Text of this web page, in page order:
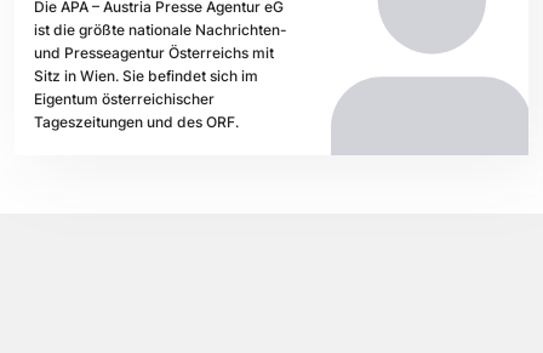
Die APA – Austria Presse Agentur eG
ist die größte nationale Nachrichten-
und Presseagentur Österreichs mit
Sitz in Wien. Sie befindet sich im
Eigentum österreichischer
Tageszeitungen und des ORF.